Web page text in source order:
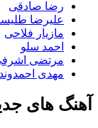
رضا صادقی
علیرضا
مازیار فلاحی
احمد سلو
مرتضی
مهدی احمدوند
آهنگ های